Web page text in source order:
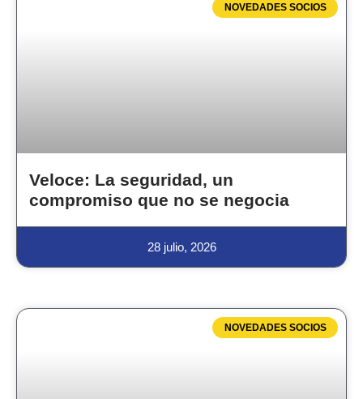
NOVEDADES SOCIOS
Veloce: La seguridad, un
compromiso que no se negocia
28 julio, 2026
NOVEDADES SOCIOS